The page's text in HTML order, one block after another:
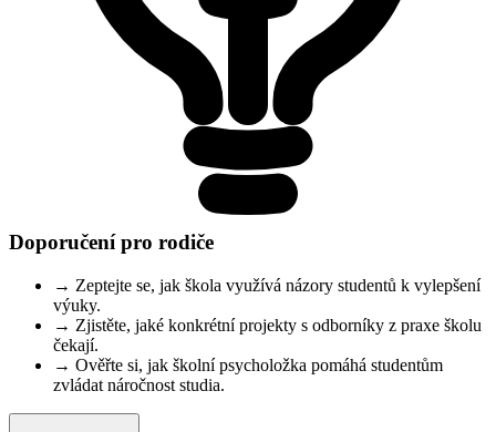
Doporučení pro rodiče
→ Zeptejte se, jak škola využívá názory studentů k vylepšení
výuky.
→ Zjistěte, jaké konkrétní projekty s odborníky z praxe školu
čekají.
→ Ověřte si, jak školní psycholožka pomáhá studentům
zvládat náročnost studia.